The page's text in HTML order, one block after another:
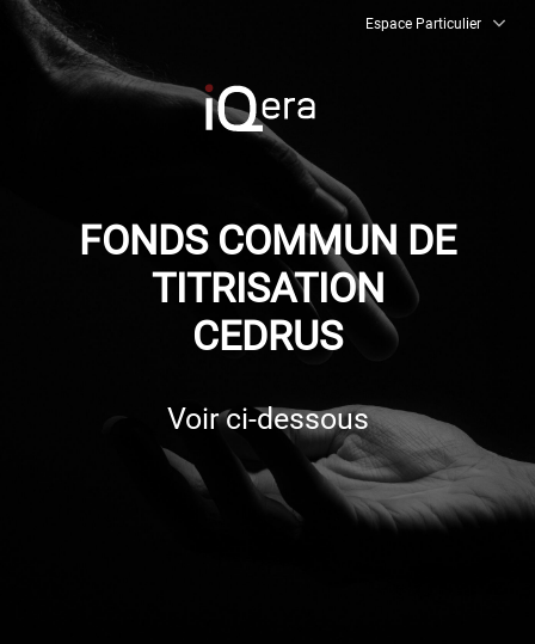
Espace Particulier
Régler mon dossier
Nous contacter
FONDS COMMUN DE
TITRISATION
CEDRUS
Voir ci-dessous